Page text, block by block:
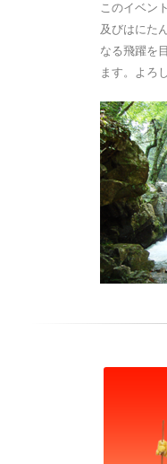
このイベン
及びはにた
なる飛躍を
ます。よろ